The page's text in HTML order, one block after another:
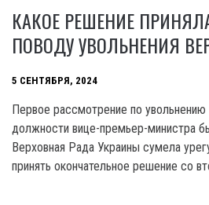
КАКОЕ РЕШЕНИЕ
ПОВОДУ УВОЛЬНЕНИЯ
5 СЕНТЯБРЯ, 2024
Первое рассмотрение по
должности вице-премьер-министра
Верховная Рада Украины сумела
принять окончательное решение со